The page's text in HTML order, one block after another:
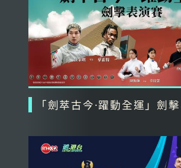
「劍萃古今·躍動全運」劍